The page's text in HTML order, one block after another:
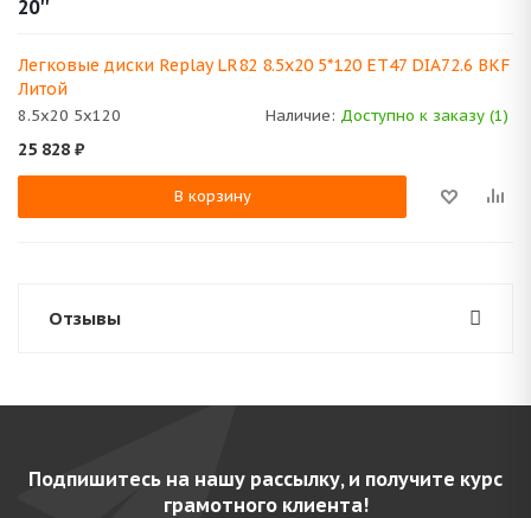
20''
Легковые диски Replay LR82 8.5x20 5*120 ET47 DIA72.6 BKF
Литой
8.5x20 5x120 Наличие: Доступно к заказу (1)
25 828 ₽
В корзину
Отзывы
Подпишитесь на нашу рассылку, и получите курс
грамотного клиента!